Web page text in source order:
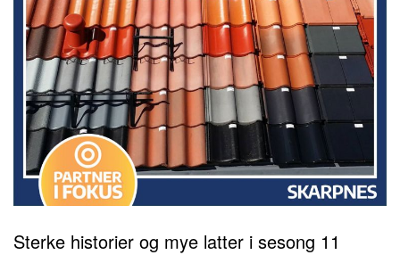
Sterke historier og mye latter i sesong 11